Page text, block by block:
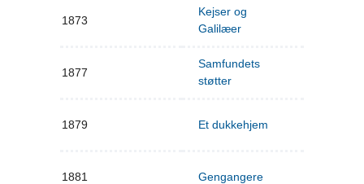
1873
Kejser og
Galilæer
1877
Samfundets
støtter
1879 Et dukkehjem
1881 Gengangere